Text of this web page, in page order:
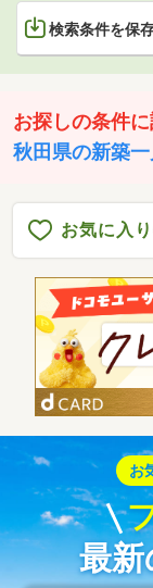
検索条件を保
お探しの条件
秋田県の新築
お気に入
お
最新